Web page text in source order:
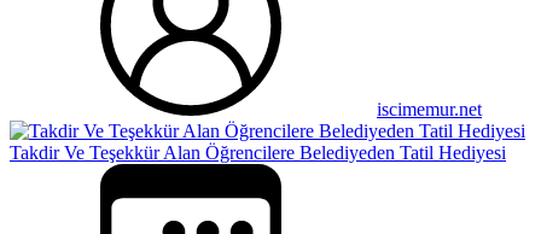
iscimemur.net
Takdir Ve Teşekkür Alan Öğrencilere Belediyeden Tatil Hediyesi